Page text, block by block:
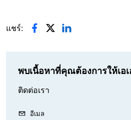
แชร์:
พบเนื้อหาที่คุณต้องการให้เอ
ติดต่อเรา
อีเมล